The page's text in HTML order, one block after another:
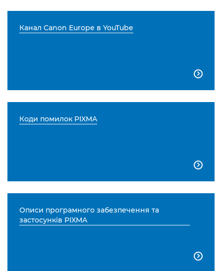
Канал Canon Europe в YouTube

Коди помилок PIXMA

Описи програмного забезпечення та
застосунків PIXMA
